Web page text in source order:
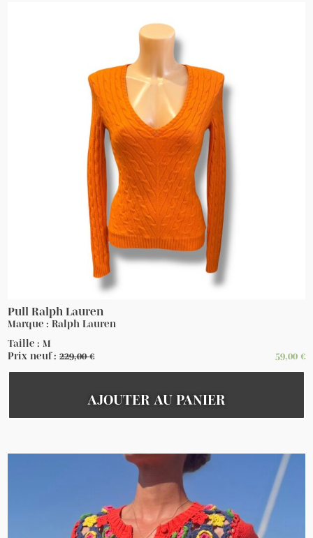
Pull Ralph Lauren
Marque : Ralph Lauren
Taille : M
Prix neuf :229,00€ 59,00 €
AJOUTER AU PANIER